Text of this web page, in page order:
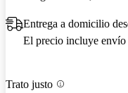
Entrega a domicilio
El precio incluye envío
Trato justo